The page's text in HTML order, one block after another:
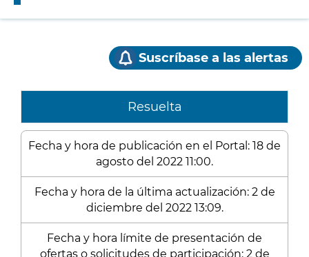
Suscríbase a las alertas
Resuelta
Fecha y hora de publicación en el Portal: 18 de
agosto del 2022 11:00.
Fecha y hora de la última actualización: 2 de
diciembre del 2022 13:09.
Fecha y hora límite de presentación de
ofertas o solicitudes de participación: 2 de